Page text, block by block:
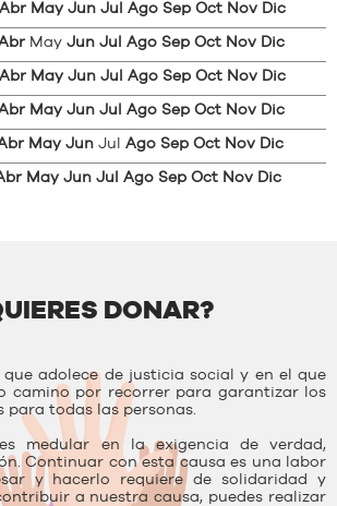
Abr May Jun Jul Ago Sep Oct Nov Dic
May Jun Jul Ago Sep Oct Nov Dic
Abr May Jun Jul Ago Sep Oct Nov Dic
May Jun Jul Ago Sep Oct Nov Dic
May Jun Jul Ago Sep Oct Nov Dic
May Jun Jul Ago Sep Oct Nov Dic
DONAR?
que adolece de justicia social y en el que
camino por recorrer para garantizar los
para todas las personas.
medular en la exigencia de verdad,
Continuar con esta causa es una labor
y hacerlo requiere de solidaridad y
a nuestra causa, puedes realizar